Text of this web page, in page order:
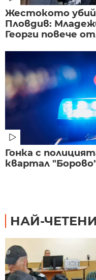
Жестокото
Пловдив:
Георги повече
Гонка с
квартал
НАЙ-ЧЕТЕНИ